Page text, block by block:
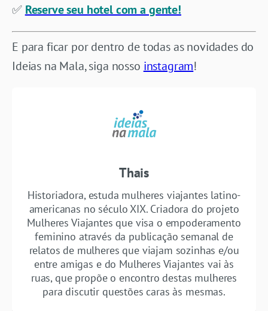
✅ Reserve seu hotel com a gente!
E para ficar por dentro de todas as novidades do
Ideias na Mala, siga nosso instagram!
Thais
Historiadora, estuda mulheres viajantes latino-
americanas no século XIX. Criadora do projeto
Mulheres Viajantes que visa o empoderamento
feminino através da publicação semanal de
relatos de mulheres que viajam sozinhas e/ou
entre amigas e do Mulheres Viajantes vai às
ruas, que propõe o encontro destas mulheres
para discutir questões caras às mesmas.